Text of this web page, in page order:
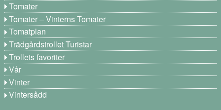
Tomater
Tomater – Vinterns Tomater
Tomatplan
Trädgårdstrollet Turistar
Trollets favoriter
Vår
Vinter
Vintersådd